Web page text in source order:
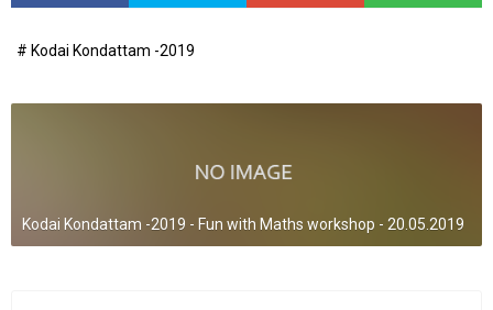
# Kodai Kondattam -2019
Kodai Kondattam -2019 - Fun with Maths workshop - 20.05.2019